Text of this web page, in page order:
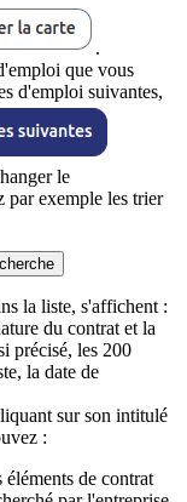
.
que vous
d'emploi suivantes,
le
par exemple les trier
la liste, s'affichent :
du contrat et la
précisé, les 200
la date de
sur son intitulé
:
éléments de contrat